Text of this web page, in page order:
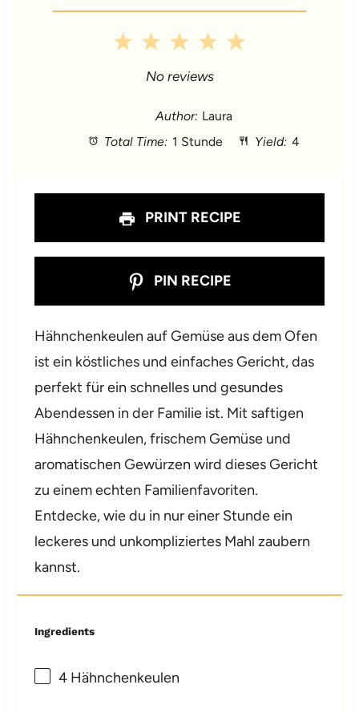
5
a
4
t
a
s
3
S
t
a
s
2
S
t
a
s
1
a
No reviews
Author: Laura
Total Time: 1 Stunde Yield: 4
PRINT RECIPE
PIN RECIPE
Hähnchenkeulen auf Gemüse aus dem Ofen
ist ein köstliches und einfaches Gericht, das
perfekt für ein schnelles und gesundes
Abendessen in der Familie ist. Mit saftigen
Hähnchenkeulen, frischem Gemüse und
aromatischen Gewürzen wird dieses Gericht
zu einem echten Familienfavoriten.
Entdecke, wie du in nur einer Stunde ein
leckeres und unkompliziertes Mahl zaubern
kannst.
Ingredients
4 Hähnchenkeulen